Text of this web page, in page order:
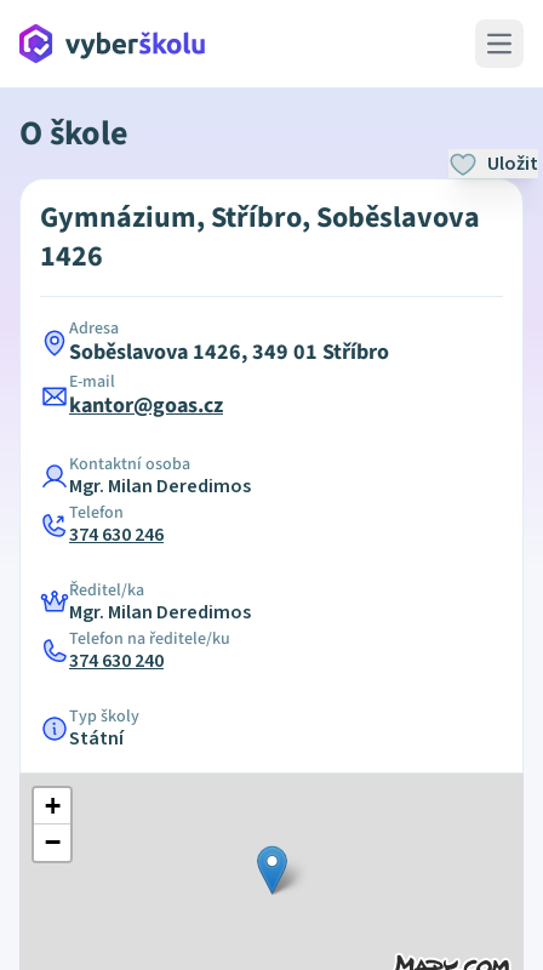
Open
O škole
Uložit
Gymnázium, Stříbro, Soběslavova
1426
Adresa
Soběslavova 1426, 349 01 Stříbro
E-mail
kantor@goas.cz
Kontaktní osoba
Mgr. Milan Deredimos
Telefon
374 630 246
Ředitel/ka
Mgr. Milan Deredimos
Telefon na ředitele/ku
374 630 240
Typ školy
Státní
+
−